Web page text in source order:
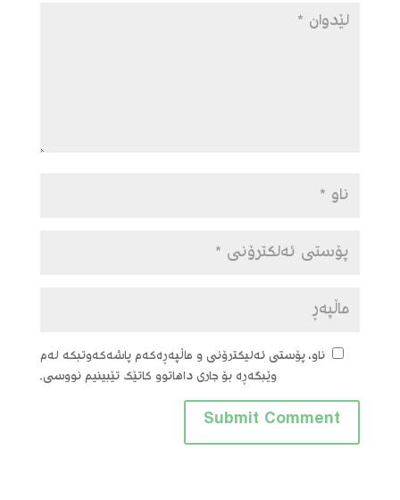
ناو، پۆستی ئەلیکترۆنی و ماڵپەڕەکەم پاشەکەوتبکە لەم
وێبگەڕە بۆ جاری داهاتوو کاتێک تێبینیم نووسی.